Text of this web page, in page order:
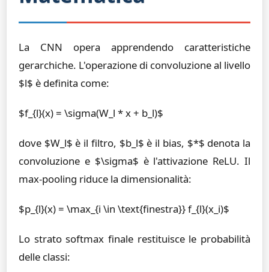
La CNN opera apprendendo caratteristiche
gerarchiche. L'operazione di convoluzione al livello
$l$ è definita come:
$f_{l}(x) = \sigma(W_l * x + b_l)$
dove $W_l$ è il filtro, $b_l$ è il bias, $*$ denota la
convoluzione e $\sigma$ è l'attivazione ReLU. Il
max-pooling riduce la dimensionalità:
$p_{l}(x) = \max_{i \in \text{finestra}} f_{l}(x_i)$
Lo strato softmax finale restituisce le probabilità
delle classi: